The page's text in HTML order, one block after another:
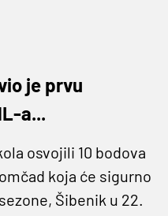
je prvu
a...
osvojili 10 bodova
koja će sigurno
Šibenik u 22.